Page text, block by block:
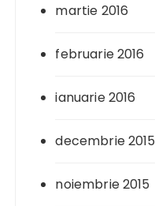
martie 2016
februarie 2016
ianuarie 2016
decembrie 2015
noiembrie 2015